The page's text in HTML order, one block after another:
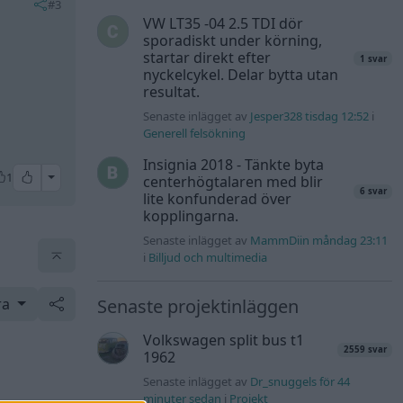
#3
1 All reactions
VW LT35 -04 2.5 TDI dör
sporadiskt under körning,
startar direkt efter
nyckelcykel. Delar bytta utan
resultat.
1 svar
Senaste inlägget av Jesper328 tisdag 12:52 i
Generell felsökning
Insignia 2018 - Tänkte byta
centerhögtalaren med blir
lite konfunderad över
kopplingarna.
6 svar
Senaste inlägget av MammDiin måndag 23:11
i Billjud och multimedia
Senaste projektinläggen
Volkswagen split bus t1
1962
2559 svar
Senaste inlägget av Dr_snuggels för 44
minuter sedan i Projekt